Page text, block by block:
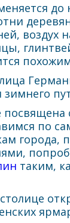
до
воздух
по
города,
таким,